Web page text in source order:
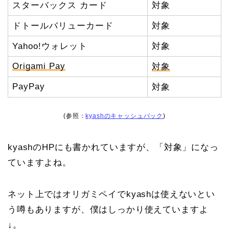
スターバックス カード 対象
ドトールバリューカード 対象
Yahoo!ウォレット 対象
Origami Pay 対象
PayPay 対象
(参照： kyashのキャッシュバック)
kyashのHPにも書かれていますが、「対象」になっ
ていますよね。
ネット上ではオリガミペイでkyashは使えないとい
う噂もありますが、僕はしっかり使えていますよ
↓。